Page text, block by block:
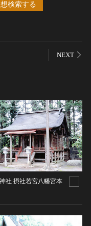
料・関連記事等
、美術館の皆さまへ
せ一覧
イトについて
イトリンク
マップ
のご意見はこちら
検索する
NEXT
社 摂社若宮八幡宮本